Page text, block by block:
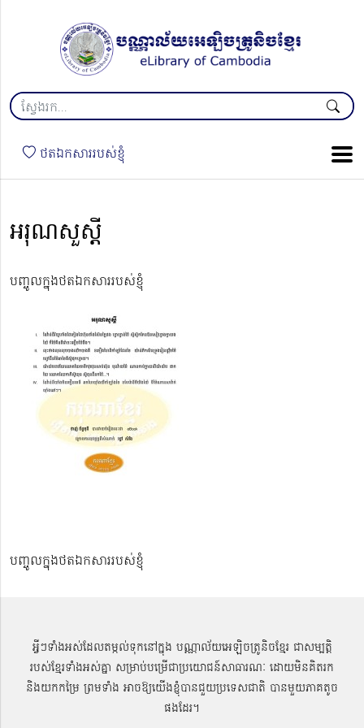
ថតឯកសាររបស់ខ្ញុំ
អរុណសួស្តី
បញ្ចូលក្នុងថតឯកសាររបស់ខ្ញុំ
បញ្ចូលក្នុងថតឯកសាររបស់ខ្ញុំ
អ្វីៗទាំងអស់ដែលតម្កល់ទុកនៅក្នុង បណ្ណាល័យអេឡិចត្រូនិចខ្មែរ ជាសម្បតិ្ត
របស់ខ្មែរទាំងអស់គ្នា សម្រាប់បម្រើជាប្រយោជន៍សាធារណៈ ដោយមិនគិតរក
និងយកកម្រៃ ព្រមទាំង អាចឱ្យយើងខ្ញុំបានជួយប្រទេសជាតិ បានមួយភាគតូច
ផងដែរ។